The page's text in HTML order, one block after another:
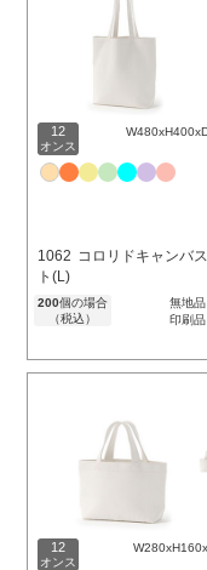
12
オンス
1062 コロリドキャンバ
ト(L)
200個の場合
（税込）
無地品
印刷品
12
オンス